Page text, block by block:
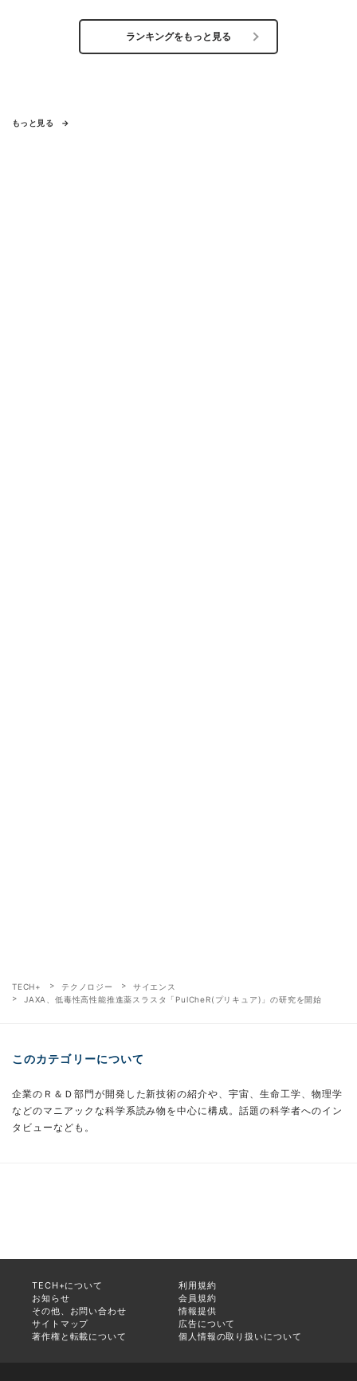
ランキングをもっと見る
もっと見る
TECH+ テクノロジー
サイエンス
JAXA、低毒性高性能推進薬スラスタ「PulCheR(プリキュア)」の研究を開始
このカテゴリーについて
企業のＲ＆Ｄ部門が開発した新技術の紹介や、宇宙、生命工学、物理学
などのマニアックな科学系読み物を中心に構成。話題の科学者へのイン
タビューなども。
TECH+について
利用規約
お知らせ
会員規約
その他、お問い合わせ
情報提供
サイトマップ
広告について
著作権と転載について
個人情報の取り扱いについて